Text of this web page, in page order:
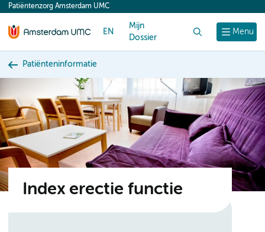
content
Menu
Patiëntenzorg Amsterdam UMC
EN
Mijn
Dossier
Patiënteninformatie
Index erectie functie